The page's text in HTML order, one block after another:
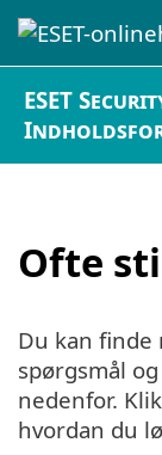
ESET
Ofte
Du kan finde
spørgsmål
nedenfor.
hvordan du